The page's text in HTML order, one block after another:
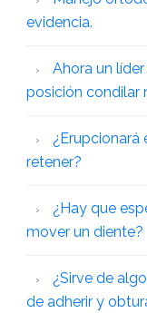
evidencia.
Ahora un
posición condilar
¿Erupcionará
retener?
¿Hay que
mover un diente?
¿Sirve de
de adherir y